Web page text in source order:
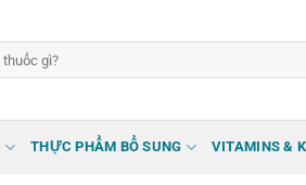
THỰC PHẨM BỔ SUNG VITAMINS &